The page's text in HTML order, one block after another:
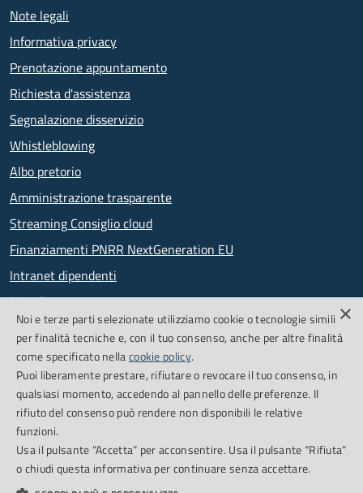
Note legali
Informativa privacy
Prenotazione appuntamento
Richiesta d'assistenza
Segnalazione disservizio
Whistleblowing
Albo pretorio
Amministrazione trasparente
Streaming Consiglio cloud
Finanziamenti PNRR NextGeneration EU
Intranet dipendenti
Newsletter
PagoPA
SEGUICI SU
FacebookFeed RSS
Cookie Policy
Credits
×
Noi e terze parti selezionate utilizziamo cookie o tecnologie simili
per finalità tecniche e, con il tuo consenso, anche per altre finalità
come specificato nellacookie policy.
Puoi liberamente prestare, rifiutare o revocare il tuo consenso, in
qualsiasi momento, accedendo al pannello delle preferenze. Il
rifiuto del consenso può rendere non disponibili le relative
funzioni.
Usa il pulsante “Accetta” per acconsentire. Usa il pulsante “Rifiuta”
o chiudi questa informativa per continuare senza accettare.